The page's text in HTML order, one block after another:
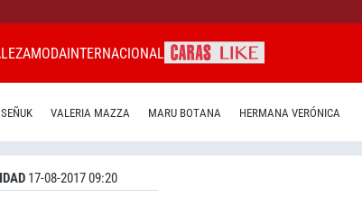
MODAINTERNACIONAL
VALERIA MAZZA MARU BOTANA HERMANA VERÓNICA
17-08-2017 09:20